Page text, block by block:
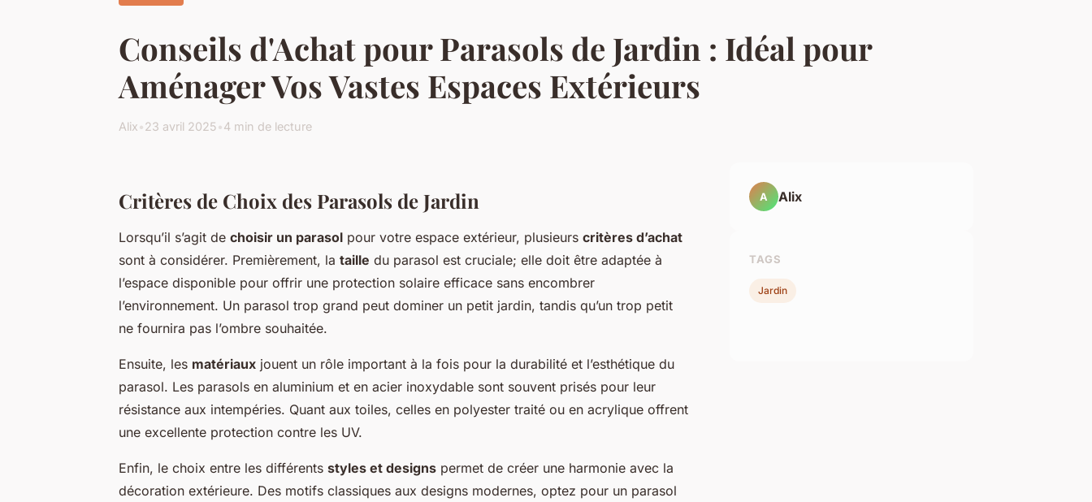
Conseils d'Achat pour Parasols de Jardin : Idéal pour
Aménager Vos Vastes Espaces Extérieurs
Alix•23 avril 2025•4 min de lecture
Critères de Choix des Parasols de Jardin
Lorsqu’il s’agit de choisir un parasol pour votre espace extérieur, plusieurs critères d’achat
sont à considérer. Premièrement, la taille du parasol est cruciale; elle doit être adaptée à
l’espace disponible pour offrir une protection solaire efficace sans encombrer
l’environnement. Un parasol trop grand peut dominer un petit jardin, tandis qu’un trop petit
ne fournira pas l’ombre souhaitée.
Ensuite, les matériaux jouent un rôle important à la fois pour la durabilité et l’esthétique du
parasol. Les parasols en aluminium et en acier inoxydable sont souvent prisés pour leur
résistance aux intempéries. Quant aux toiles, celles en polyester traité ou en acrylique offrent
une excellente protection contre les UV.
Enfin, le choix entre les différents styles et designs permet de créer une harmonie avec la
décoration extérieure. Des motifs classiques aux designs modernes, optez pour un parasol
A Alix
TAGS
Jardin